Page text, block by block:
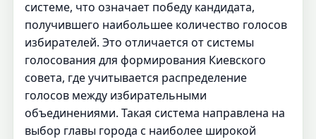
системе, что означает победу кандидата,
получившего наибольшее количество голосов
избирателей. Это отличается от системы
голосования для формирования Киевского
совета, где учитывается распределение
голосов между избирательными
объединениями. Такая система направлена на
выбор главы города с наиболее широкой